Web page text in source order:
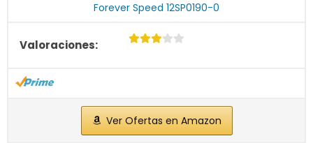
Forever Speed 12SP0190-0
Ver Ofertas en Amazon